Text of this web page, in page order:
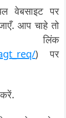
वेबसाइट पर
आप चाहे तो
) पर